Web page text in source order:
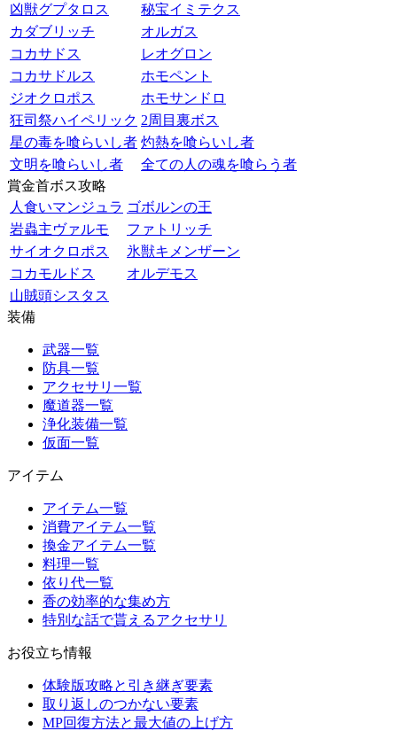
凶獣グプタロス
秘宝イミテクス
カダブリッチ
オルガス
コカサドス
レオグロン
コカサドルス
ホモペント
ジオクロポス
ホモサンドロ
狂司祭ハイペリック 2周目裏ボス
星の毒を喰らいし者 灼熱を喰らいし者
文明を喰らいし者
全ての人の魂を喰らう者
賞金首ボス攻略
人食いマンジュラ ゴボルンの王
岩蟲主ヴァルモ
ファトリッチ
サイオクロポス
氷獣キメンザーン
コカモルドス
オルデモス
山賊頭シスタス
装備
武器一覧
防具一覧
アクセサリ一覧
魔道器一覧
浄化装備一覧
仮面一覧
アイテム
アイテム一覧
消費アイテム一覧
換金アイテム一覧
料理一覧
依り代一覧
香の効率的な集め方
特別な話で貰えるアクセサリ
お役立ち情報
体験版攻略と引き継ぎ要素
取り返しのつかない要素
MP回復方法と最大値の上げ方